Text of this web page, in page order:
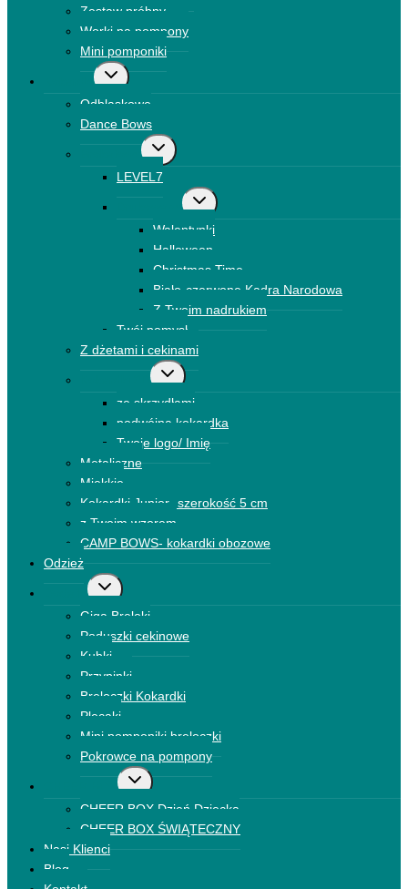
Zestaw próbny
Worki na pompony
Mini pomponiki
Przełącz
Odblaskowe
Dance Bows
Przełącz
menu
podrzędne
LEVEL7
Przełącz
menu
podrzędne
Walentynki
Halloween
Christmas Time
Biało-czerwone Kadra Narodowa
Z Twoim nadrukiem
Twój pomysł
Z dżetami i cekinami
Przełącz
menu
ze skrzydłami
podwójna kokardka
Twoje logo/ Imię
Metaliczne
Miękkie
Kokardki Junior- szerokość 5 cm
z Twoim wzorem
CAMP BOWS- kokardki obozowe
Odzież
Przełącz
Giga Breloki
Poduszki cekinowe
Kubki
Przypinki
Breloczki Kokardki
Plecaki
Mini pomponiki breloczki
Pokrowce na pompony
Przełącz
CHEER BOX Dzień Dziecka
CHEER BOX ŚWIĄTECZNY
Nasi Klienci
Blog